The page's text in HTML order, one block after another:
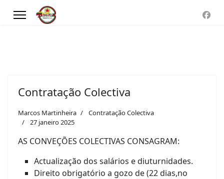
Contratação Colectiva
Marcos Martinheira
Contratação Colectiva
27 janeiro 2025
AS CONVEÇÕES COLECTIVAS CONSAGRAM:
Actualização dos salários e diuturnidades.
Direito obrigatório a gozo de (22 dias,no